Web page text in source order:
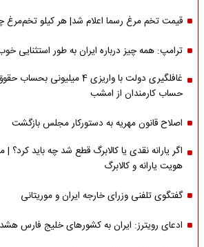
قیمت تخم مرغ رسما اعلام شد| هر کیلو تخم‌مرغ
ترامپ: همه چیز درباره ایران به طور استثنایی
غافلگیری دولت با واریزی 4
حساب کارمندان از امشب
اصلاح قانون مهریه به دستورکار مجلس بازگشت
اگر یارانه نقدی یا کالابرگ قطع شد چه باید کرد؟ |
هویت یارانه و کالابرگ
گفتگوی تلفنی وزرای خارجه ایران و موریتانی
ادعای رویترز: ایران به کشورهای خلیج فارس